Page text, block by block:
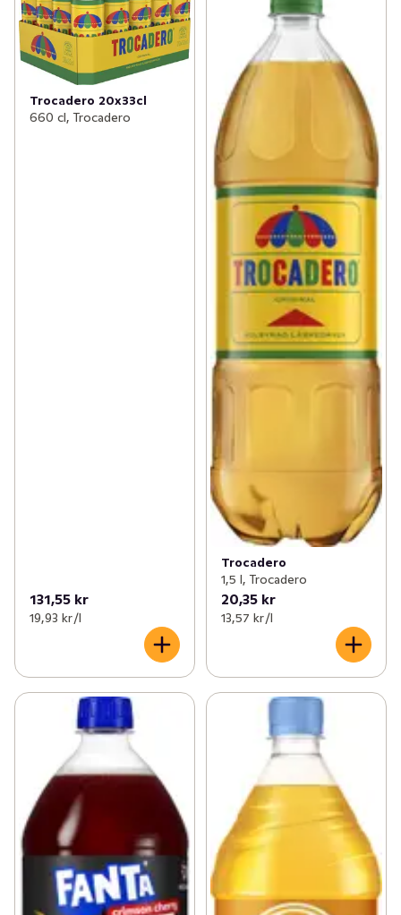
Trocadero 20x33cl
660 cl, Trocadero
131,55 kr
19,93 kr /l
Trocadero
1,5 l, Trocadero
20,35 kr
13,57 kr /l